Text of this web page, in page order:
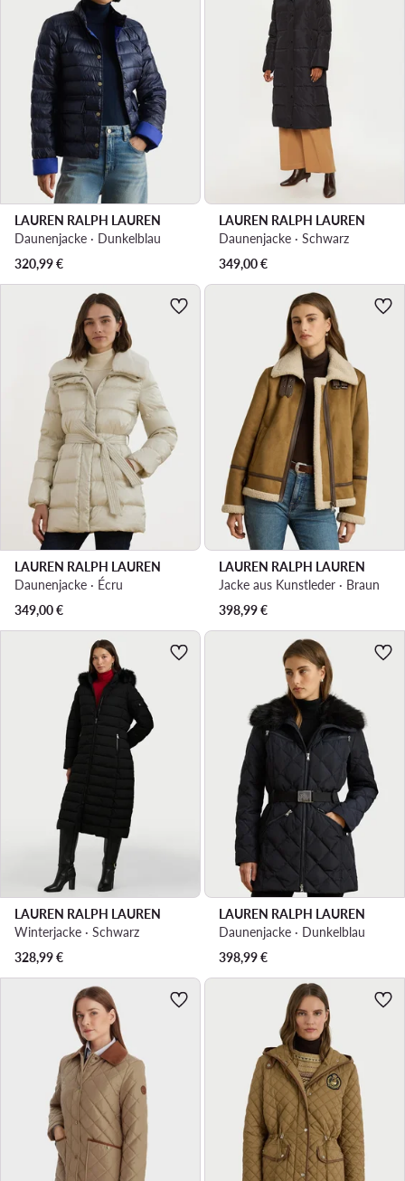
LAUREN RALPH LAUREN
Daunenjacke · Dunkelblau
320,99€
LAUREN RALPH LAUREN
Daunenjacke · Schwarz
349,00€
LAUREN RALPH LAUREN
Daunenjacke · Écru
349,00€
LAUREN RALPH LAUREN
Jacke aus Kunstleder · Braun
398,99€
LAUREN RALPH LAUREN
Winterjacke · Schwarz
328,99€
LAUREN RALPH LAUREN
Daunenjacke · Dunkelblau
398,99€